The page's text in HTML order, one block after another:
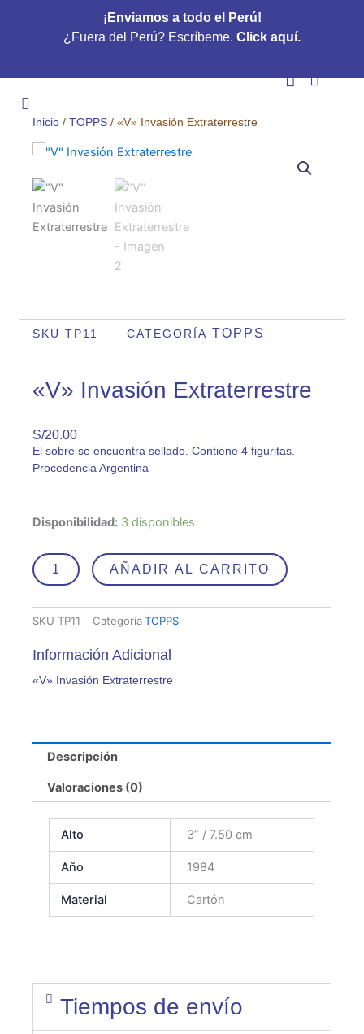
¡Enviamos a todo el Perú!
¿Fuera del Perú? Escríbeme. Click aquí.
Inicio /TOPPS / «V» Invasión Extraterrestre
SKUTP11 CATEGORÍA TOPPS
«V» Invasión Extraterrestre
S/20.00
El sobre se encuentra sellado. Contiene 4 figuritas.
Procedencia Argentina
Disponibilidad: 3 disponibles
"V"
Extraterrestre
cantidad
AÑADIR AL CARRITO
SKUTP11 Categoría TOPPS
Información Adicional
«V» Invasión Extraterrestre
Descripción
Valoraciones (0)
Alto 3” / 7.50 cm
Año 1984
Material Cartón
Tiempos de envío